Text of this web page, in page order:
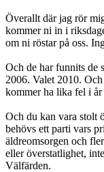
Överallt där jag rör
kommer ni in i
om ni röstar på oss.
Och de har funnits de
2006. Valet 2010.
kommer ha lika fel i år
Och du kan vara stolt
behövs ett parti vars
äldreomsorgen och
eller överstatlighet,
Välfärden.